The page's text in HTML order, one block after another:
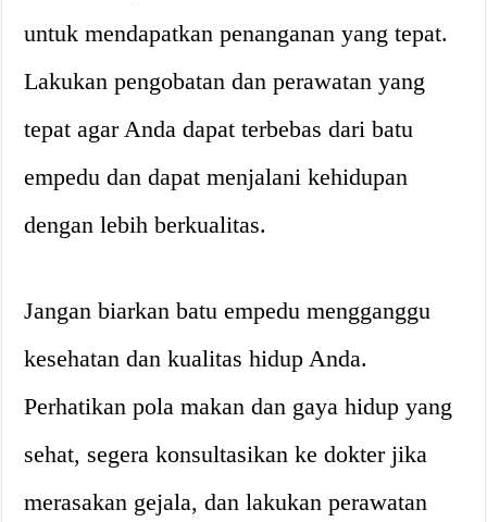
untuk mendapatkan penanganan yang tepat.
Lakukan pengobatan dan perawatan yang
tepat agar Anda dapat terbebas dari batu
empedu dan dapat menjalani kehidupan
dengan lebih berkualitas.
Jangan biarkan batu empedu mengganggu
kesehatan dan kualitas hidup Anda.
Perhatikan pola makan dan gaya hidup yang
sehat, segera konsultasikan ke dokter jika
merasakan gejala, dan lakukan perawatan